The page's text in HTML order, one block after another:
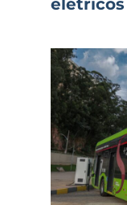
elétricos